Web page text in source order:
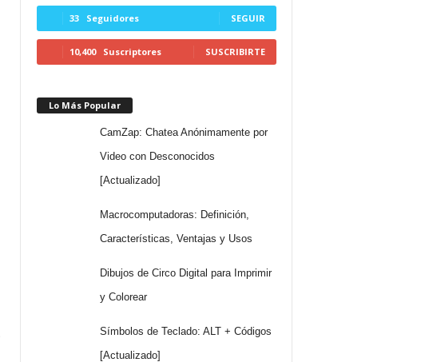
33 Seguidores SEGUIR
10,400 Suscriptores SUSCRIBIRTE
Lo Más Popular
CamZap: Chatea Anónimamente por
Video con Desconocidos
[Actualizado]
Macrocomputadoras: Definición,
Características, Ventajas y Usos
Dibujos de Circo Digital para Imprimir
y Colorear
Símbolos de Teclado: ALT + Códigos
[Actualizado]